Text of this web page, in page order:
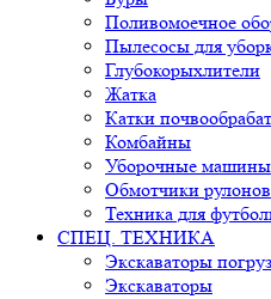
Поливомоечное
Пылесосы для
Глубокорыхлители
Жатка
Катки
Комбайны
Уборочные машины
Обмотчики рулонов
Техника для
СПЕЦ. ТЕХНИКА
Экскаваторы
Экскаваторы